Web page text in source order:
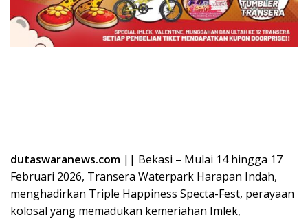
dutaswaranews.com || Bekasi – Mulai 14 hingga 17
Februari 2026, Transera Waterpark Harapan Indah,
menghadirkan Triple Happiness Specta-Fest, perayaan
kolosal yang memadukan kemeriahan Imlek,